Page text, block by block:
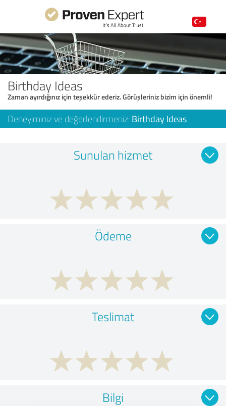
Birthday Ideas
Zaman ayırdığınız için teşekkür ederiz. Görüşleriniz bizim için önemli!
Deneyiminiz ve değerlendirmeniz: Birthday Ideas
Sunulan hizmet
Ödeme
Teslimat
Bilgi